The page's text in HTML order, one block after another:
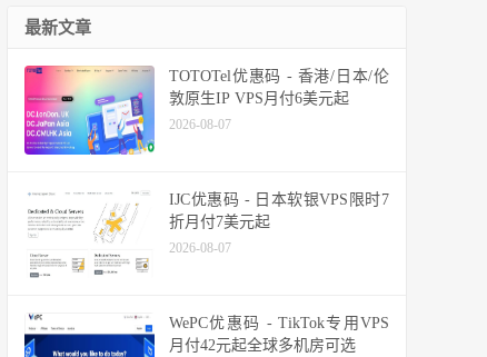
最新文章
TOTOTel优惠码 - 香港/日本/伦
敦原生IP VPS月付6美元起
2026-08-07
IJC优惠码 - 日本软银VPS限时7
折月付7美元起
2026-08-07
WePC优惠码 - TikTok专用VPS
月付42元起全球多机房可选